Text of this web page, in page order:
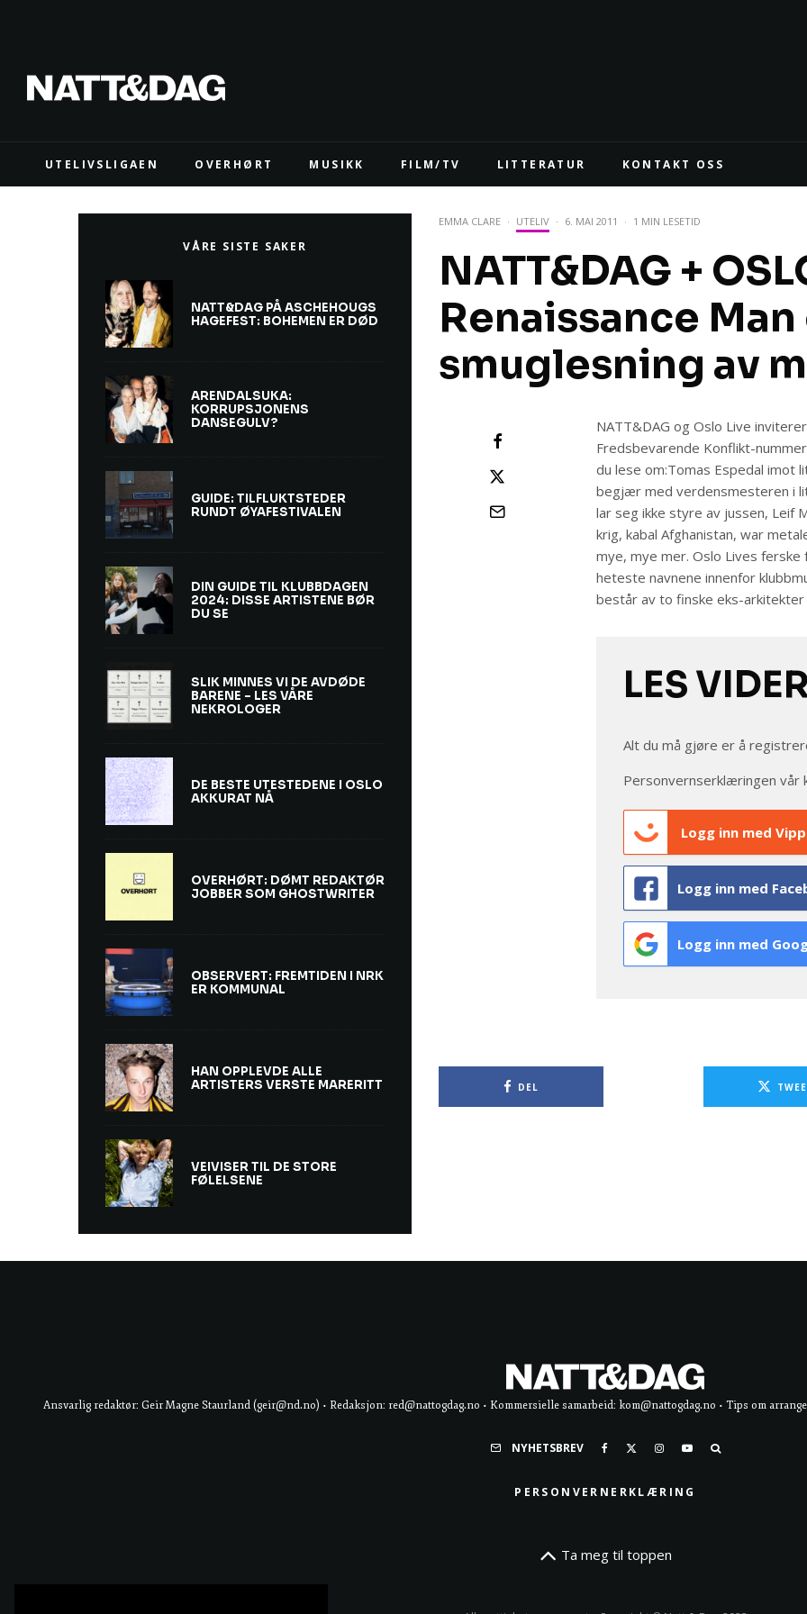
UTELIVSLIGAEN OVERHØRT MUSIKK FILM/TV LITTERATUR KONTAKT OSS
EMMA CLARE · UTELIV · 6. MAI 2011 · 1 MIN LESETID
NATT&DAG +
Renaissance Man
smuglesning av
NATT&DAG og Oslo Live
Fredsbevarende Konflikt-
du lese om:Tomas Espedal imot
begjær med verdensmesteren i
lar seg ikke styre av jussen, Leif
krig, kabal Afghanistan, war
mye, mye mer. Oslo Lives
heteste navnene innenfor
består av to finske eks-
LES
Alt du må gjøre er å
Personvernserklæringen vår
Logg inn med
Logg inn med
Logg inn med
DEL
VÅRE SISTE SAKER
NATT&DAG PÅ ASCHEHOUGS
HAGEFEST: BOHEMEN ER DØD
ARENDALSUKA:
KORRUPSJONENS
DANSEGULV?
GUIDE: TILFLUKTSTEDER
RUNDT ØYAFESTIVALEN
DIN GUIDE TIL KLUBBDAGEN
2024: DISSE ARTISTENE BØR
DU SE
SLIK MINNES VI DE AVDØDE
BARENE – LES VÅRE
NEKROLOGER
DE BESTE UTESTEDENE I OSLO
AKKURAT NÅ
OVERHØRT: DØMT REDAKTØR
JOBBER SOM GHOSTWRITER
OBSERVERT: FREMTIDEN I NRK
ER KOMMUNAL
HAN OPPLEVDE ALLE
ARTISTERS VERSTE MARERITT
VEIVISER TIL DE STORE
FØLELSENE
Ansvarlig redaktør: Geir Magne Staurland (geir@nd.no) • Redaksjon: red@nattogdag.no • Kommersielle samarbeid: kom@nattogdag.no • Tips om
NYHETSBREV
PERSONVERNERKLÆRING
Ta meg til toppen